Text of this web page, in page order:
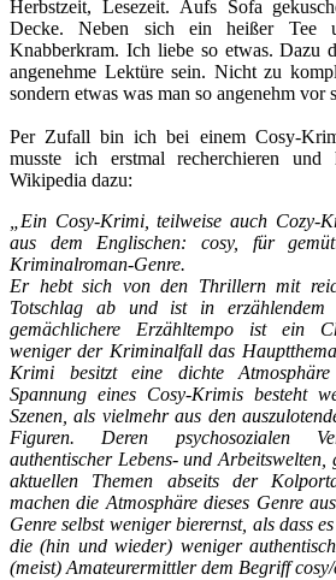
Herbstzeit, Lesezeit. Aufs Sofa
Decke. Neben sich ein heißer Tee
Knabberkram. Ich liebe so etwas. Dazu
angenehme Lektüre sein. Nicht zu
sondern etwas was man so angenehm vor
Per Zufall bin ich bei einem Cosy-
musste ich erstmal recherchieren
Wikipedia dazu:
„Ein Cosy-Krimi, teilweise auch Cozy-
aus dem Englischen: cosy, für
Kriminalroman-Genre.
Er hebt sich von den Thrillern mit
Totschlag ab und ist in
gemächlichere Erzähltempo ist ein
weniger der Kriminalfall das
Krimi besitzt eine dichte
Spannung eines Cosy-Krimis besteht
Szenen, als vielmehr aus den
Figuren. Deren psychosozialen
authentischer Lebens- und Arbeitswelten,
aktuellen Themen abseits der
machen die Atmosphäre dieses Genre
Genre selbst weniger bierernst, als dass
die (hin und wieder) weniger
(meist) Amateurermittler dem Begriff